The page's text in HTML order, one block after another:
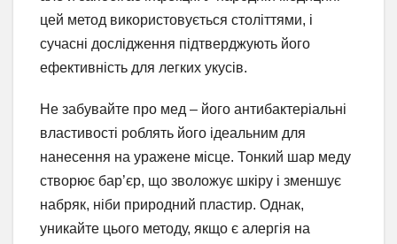
цей метод використовується століттями, і
сучасні дослідження підтверджують його
ефективність для легких укусів.
Не забувайте про мед – його антибактеріальні
властивості роблять його ідеальним для
нанесення на уражене місце. Тонкий шар меду
створює бар’єр, що зволожує шкіру і зменшує
набряк, ніби природний пластир. Однак,
уникайте цього методу, якщо є алергія на